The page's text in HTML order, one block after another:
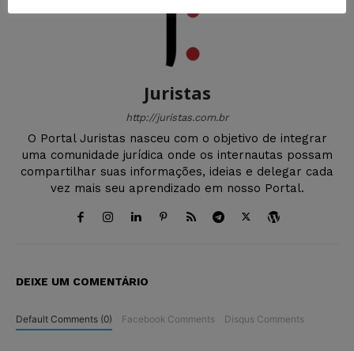
Juristas
http://juristas.com.br
O Portal Juristas nasceu com o objetivo de integrar
uma comunidade jurídica onde os internautas possam
compartilhar suas informações, ideias e delegar cada
vez mais seu aprendizado em nosso Portal.
DEIXE UM COMENTÁRIO
Default Comments (0) Facebook Comments Disqus Comments